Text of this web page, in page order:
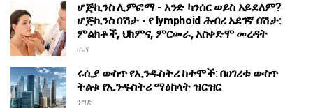
ሆጅኪንስ ሊምፎማ - አንድ ካንሰር ወይስ አይደለም?
ሆጅኪንስ በሽታ - የ lymphoid ሕብረ አደገኛ በሽታ:
ምልክቶች, ህክምና, ምርመራ, አስቀድሞ መረዳት
ጤና
ሩሲያ ውስጥ የኢንዱስትሪ ከተሞች: በሀገሪቱ ውስጥ
ትልቁ የኢንዱስትሪ ማዕከላት ዝርዝር
ንግድ